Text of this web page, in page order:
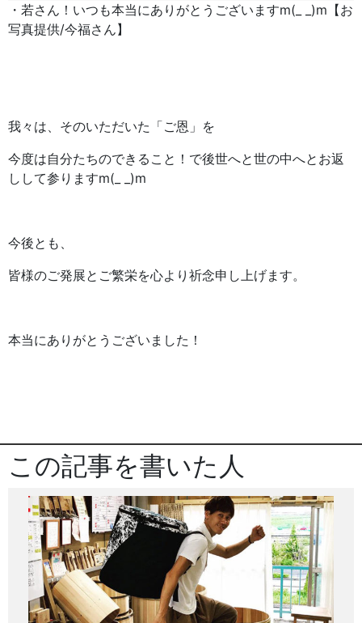
・若さん！いつも本当にありがとうございますm(_ _)m【お
写真提供/今福さん】
我々は、そのいただいた「ご恩」を
今度は自分たちのできること！で後世へと世の中へとお返
しして参りますm(_ _)m
今後とも、
皆様のご発展とご繁栄を心より祈念申し上げます。
本当にありがとうございました！
この記事を書いた人